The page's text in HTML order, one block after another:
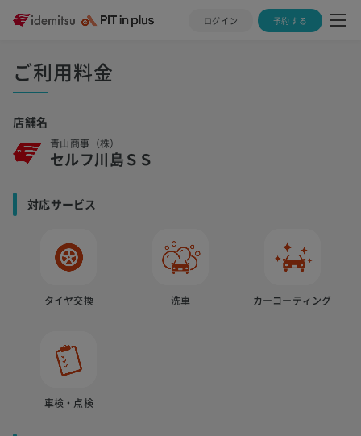
ログイン 予約する
ご利用料金
店舗名
青山商事（株）
セルフ川島ＳＳ
対応サービス
タイヤ交換 洗車 カーコーティング
車検・点検